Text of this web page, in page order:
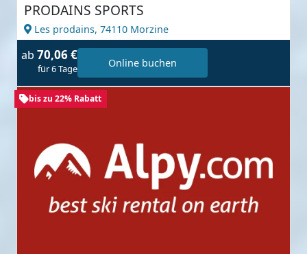
PRODAINS SPORTS
Les prodains, 74110 Morzine
ab 70,06 €
für 6 Tage Online buchen
bis zu 22% Rabatt